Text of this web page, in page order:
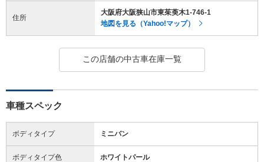
住所
大阪府大阪狭山市東茱萸木1-746-1
地図を見る（Yahoo!マップ）
この店舗の中古車在庫一覧
車種スペック
ボディタイプ ミニバン
ボディタイプ色 ホワイトパール